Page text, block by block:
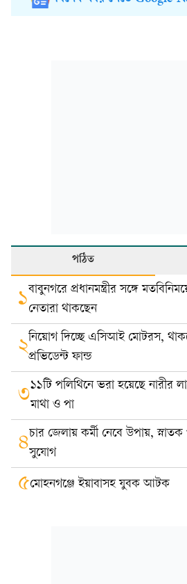
পঠিত
১বাবুনগরে প্রধানমন্ত্রীর সঙ্গে
নেতারা থাকছেন
২নিয়োগ দিচ্ছে এসিআই মোটরস,
প্রভিডেন্ট ফান্ড
৩১১টি পলিথিনে ভরা হয়েছে নারীর
মাথা ও পা
৪চার জেলায় কর্মী নেবে উপায়,
সুযোগ
৫মোহনগঞ্জে ইয়াবাসহ যুবক আটক